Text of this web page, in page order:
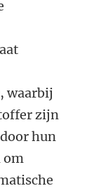
waarbij
zijn
hun
om